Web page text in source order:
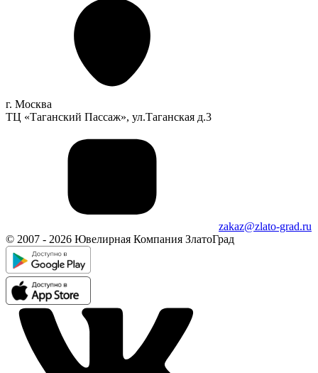
г. Москва
ТЦ «Таганский Пассаж», ул.Таганская д.3
zakaz@zlato-grad.ru
© 2007 - 2026 Ювелирная Компания ЗлатоГрад